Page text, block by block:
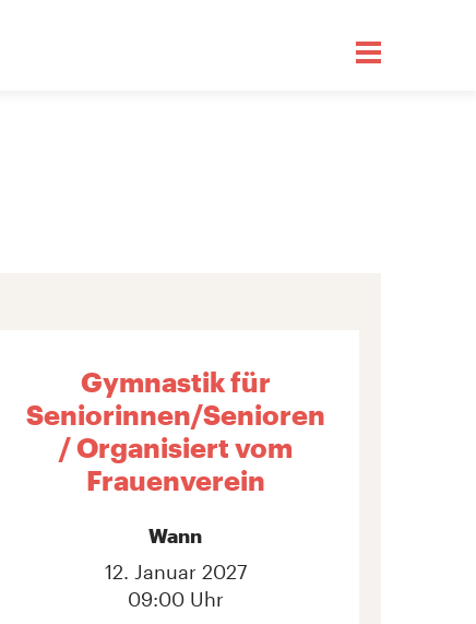
Gymnastik für
Seniorinnen/Senioren
/ Organisiert vom
Frauenverein
Wann
12. Januar 2027
09:00 Uhr